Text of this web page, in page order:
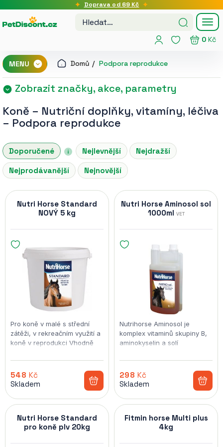
Doprava od 69 Kč
0 Kč
MENU Domů Podpora reprodukce
Zobrazit značky, akce, parametry
Koně – Nutriční doplňky, vitamíny, léčiva
– Podpora reprodukce
Doporučené Nejlevnější Nejdražší
Nejprodávanější Nejnovější
Nutri Horse Standard
NOVÝ 5 kg
Pro koně v malé s střední
zátěži, v rekreačním využití a
koně v reprodukci Vhodně
v krmné dávce L-lysin pro
dobrou…
548 Kč
Skladem
Nutri Horse Aminosol sol
1000ml VET
Nutrihorse Aminosol je
komplex vitaminů skupiny B,
aminokyselin a solí
298 Kč
Skladem
Nutri Horse Standard
pro koně plv 20kg
Fitmin horse Multi plus
4kg